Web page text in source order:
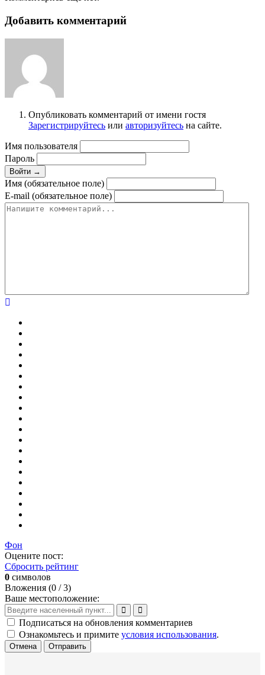
Добавить комментарий
Опубликовать комментарий от имени гостя
Зарегистрируйтесь или авторизуйтесь на сайте.
Имя пользователя
Пароль
Войти →
Имя (обязательное поле)
E-mail (обязательное поле)
Фон
Оцените пост:
Сбросить рейтинг
0 символов
Вложения (0 / 3)
Ваше местоположение:
Подписаться на обновления комментариев
Ознакомьтесь и примите условия использования.
Отмена Отправить